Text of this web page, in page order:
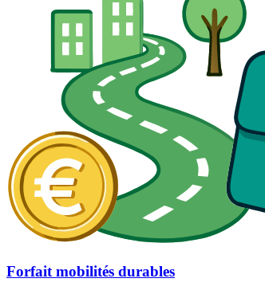
Forfait mobilités durables